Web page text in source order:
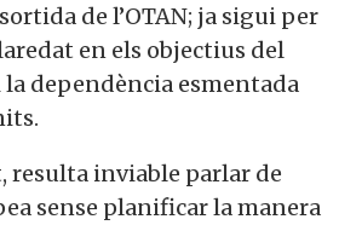
de l’OTAN; ja sigui per
en els objectius del
dependència esmentada
resulta inviable parlar de
sense planificar la manera